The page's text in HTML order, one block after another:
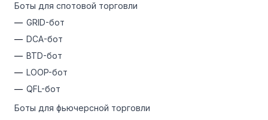
Боты для спотовой торговли
GRID-бот
DCA-бот
BTD-бот
LOOP-бот
QFL-бот
Боты для фьючерсной торговли